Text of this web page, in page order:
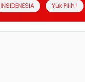
INSIDENESIA Yuk Pilih !